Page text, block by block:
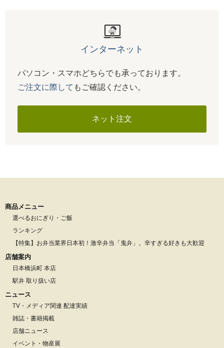
インターネット
パソコン・スマホどちらでも承っております。
ご注文に際して もご確認ください。
ネット注文
商品メニュー
選べるおにぎり・ご飯
ランキング
【特集】お弁当業界日本初！激辛弁当「鬼弁」。辛すぎる好きも大歓迎
店舗案内
日本橋浜町 本店
駅弁 取り扱い店
ニュース
TV・メディア関連 配達実績
雑誌・書籍掲載
店舗ニュース
イベント・物産展